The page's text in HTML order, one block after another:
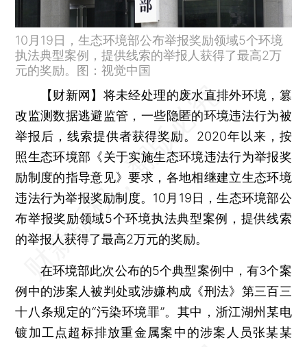
10月19日，生态环境部公布举报奖励领域5个环境
执法典型案例，提供线索的举报人获得了最高2万
元的奖励。图：视觉中国
【财新网】 将未经处理的废水直排外环境，篡
改监测数据逃避监管，一些隐匿的环境违法行为被
举报后，线索提供者获得奖励。2020年以来，按
照生态环境部《关于实施生态环境违法行为举报奖
励制度的指导意见》要求，各地相继建立生态环境
违法行为举报奖励制度。10月19日，生态环境部公
布举报奖励领域5个环境执法典型案例，提供线索
的举报人获得了最高2万元的奖励。
在环境部此次公布的5个典型案例中，有3个案
例中的涉案人被判处或涉嫌构成《刑法》第三百三
十八条规定的“污染环境罪”。其中，浙江湖州某电
镀加工点超标排放重金属案中的涉案人员张某某